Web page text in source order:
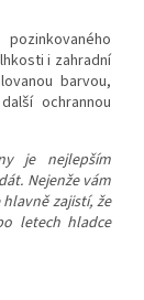
i zahradní
barvou,
ochrannou
je nejlepším
Nejenže vám
zajistí, že
letech hladce